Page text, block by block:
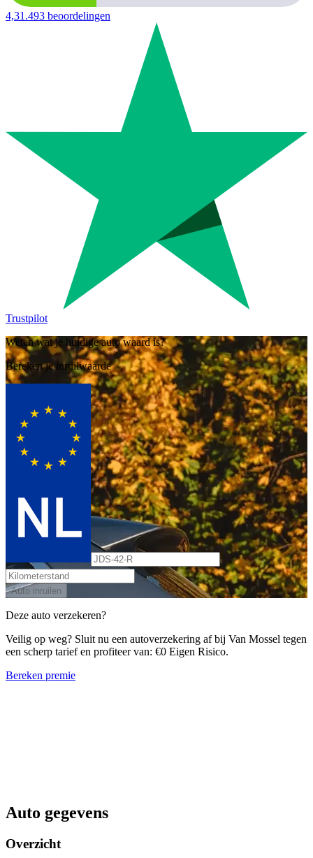
4,31.493 beoordelingen
Trustpilot
Weten wat je huidige auto waard is?
Bereken je inruilwaarde
Auto inruilen
Deze auto verzekeren?
Veilig op weg? Sluit nu een autoverzekering af bij Van Mossel tegen
een scherp tarief en profiteer van: €0 Eigen Risico.
Bereken premie
Auto gegevens
Overzicht